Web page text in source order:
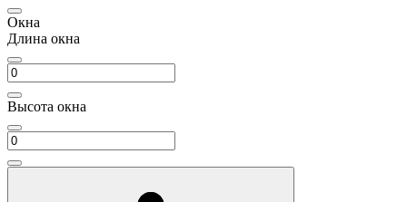
Окна
Длина окна
Высота окна